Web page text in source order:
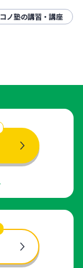
コノ塾の講習・講座